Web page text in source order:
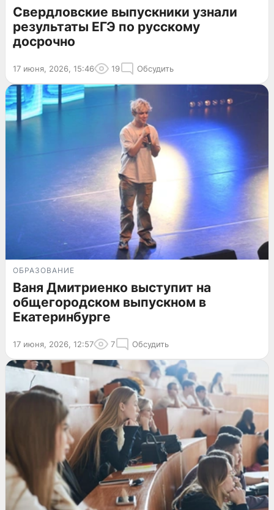
Свердловские выпускники узнали
результаты ЕГЭ по русскому
досрочно
17 июня, 2026, 15:46 19 Обсудить
ОБРАЗОВАНИЕ
Ваня Дмитриенко выступит на
общегородском выпускном в
Екатеринбурге
17 июня, 2026, 12:57 7 Обсудить